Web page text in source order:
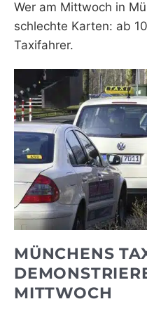
Wer am Mittwoch in
schlechte Karten: ab
Taxifahrer.
MÜNCHENS
MITTWOCH